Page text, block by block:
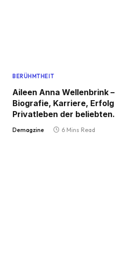
BERÜHMTHEIT
Aileen Anna Wellenbrink –
Biografie, Karriere, Erfolg
Privatleben der beliebten
Musikerin und TV-
Demagzine 6 Mins Read